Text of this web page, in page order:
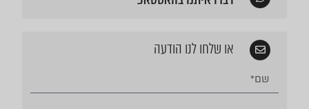
או שלחו לנו הודעה